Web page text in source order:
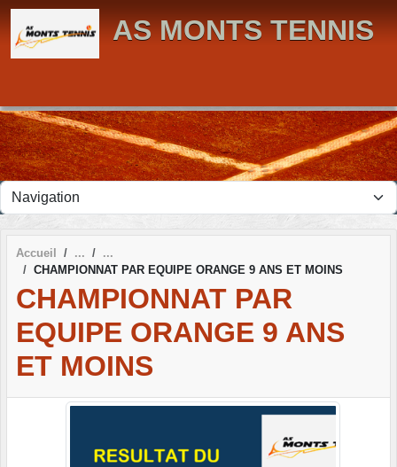
AS MONTS TENNIS
Accueil
CHAMPIONNAT PAR EQUIPE ORANGE 9 ANS ET MOINS
CHAMPIONNAT PAR
EQUIPE ORANGE 9 ANS
ET MOINS
Panneau de gestion des cookies